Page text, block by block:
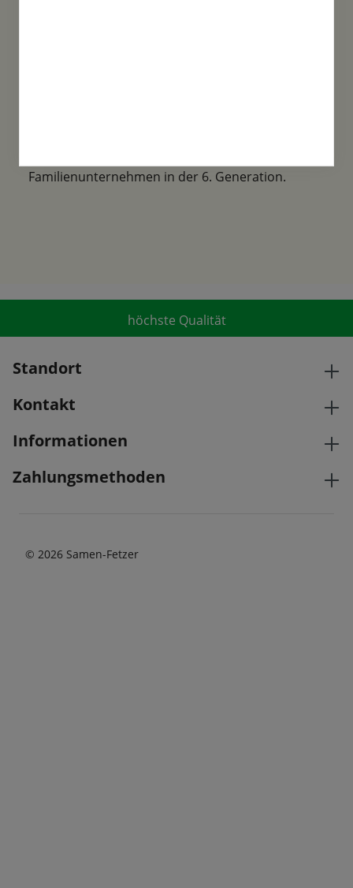
Familienunternehmen in der 6. Generation.
höchste Qualität
Standort
Kontakt
Informationen
Zahlungsmethoden
© 2026 Samen-Fetzer